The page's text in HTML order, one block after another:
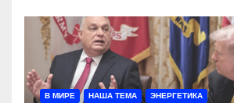
В МИРЕ НАША ТЕМА ЭНЕРГЕТИКА